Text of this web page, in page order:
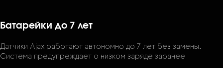
Батарейки до 7 лет
Датчики Ajax работают автономно до 7 лет без замены.
Система предупреждает о низком заряде заранее